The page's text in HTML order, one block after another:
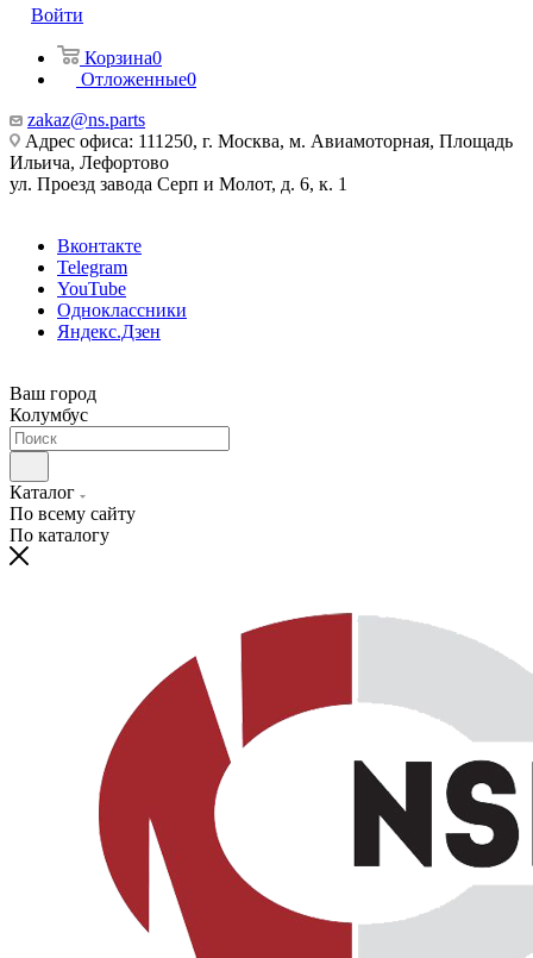
Войти
Корзина0
Отложенные0
zakaz@ns.parts
Адрес офиса: 111250, г. Москва, м. Авиамоторная, Площадь
Ильича, Лефортово
ул. Проезд завода Серп и Молот, д. 6, к. 1
Вконтакте
Telegram
YouTube
Одноклассники
Яндекс.Дзен
Ваш город
Колумбус
Каталог
По всему сайту
По каталогу